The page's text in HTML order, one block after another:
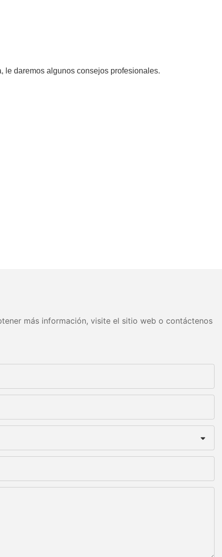
le daremos algunos consejos profesionales.
más información, visite el sitio web o contáctenos